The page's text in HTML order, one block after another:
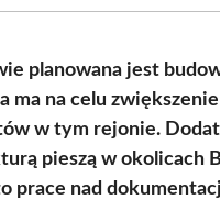
planowana jest
ma na celu
w tym rejonie.
pieszą w okolicach
prace nad